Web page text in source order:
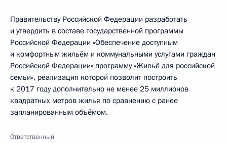
Правительству Российской Федерации разработать
и утвердить в составе государственной программы
Российской Федерации «Обеспечение доступным
и комфортным жильём и коммунальными услугами граждан
Российской Федерации» программу «Жильё для российской
семьи», реализация которой позволит построить
к 2017 году дополнительно не менее 25 миллионов
квадратных метров жилья по сравнению с ранее
запланированным объёмом.
Ответственный